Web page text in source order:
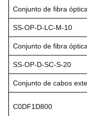
Conjunto de fibra
SS-OP-D-LC-M-10
Conjunto de fibra
SS-OP-D-SC-S-20
Conjunto de cabos
C0DF1D800